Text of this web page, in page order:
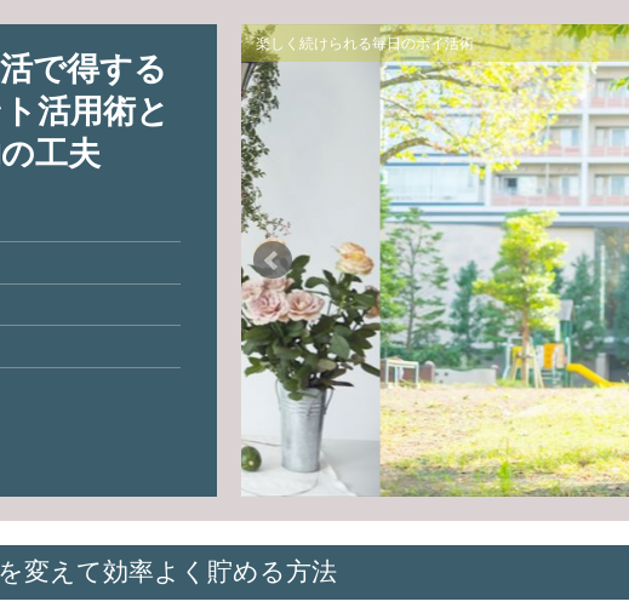
で得する
活用術と
工夫
楽しく続けられる毎日のポイ活術
変えて効率よく貯める方法